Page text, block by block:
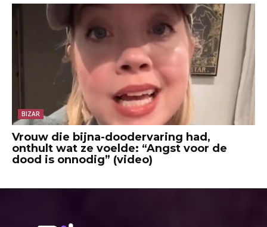
BIZAR
Vrouw die bijna-doodervaring had,
onthult wat ze voelde: “Angst voor de
dood is onnodig” (video)